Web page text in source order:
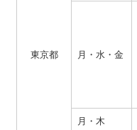
東京都 月・水・金
月・木